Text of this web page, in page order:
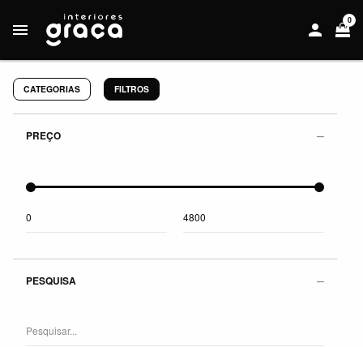
0
CATEGORIAS FILTROS
PREÇO
PESQUISA